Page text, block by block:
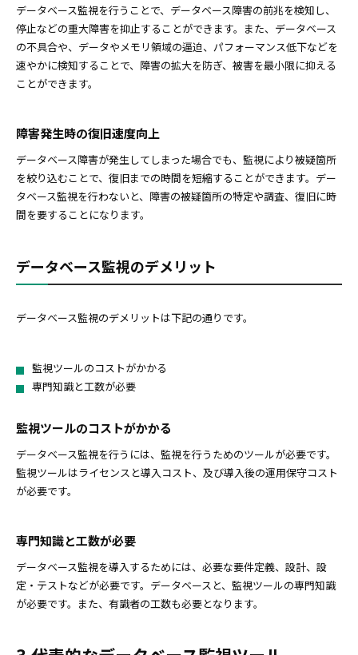
データベース監視を行うことで、データベース障害の前兆を検知し、
停止などの重大障害を抑止することができます。また、データベース
の不具合や、データやメモリ領域の逼迫、パフォーマンス低下などを
速やかに検知することで、障害の拡大を防ぎ、被害を最小限に抑える
ことができます。
障害発生時の復旧速度向上
データベース障害が発生してしまった場合でも、監視により被疑箇所
を絞り込むことで、復旧までの時間を短縮することができます。デー
タベース監視を行わないと、障害の被疑箇所の特定や調査、復旧に時
間を要することになります。
データベース監視のデメリット
データベース監視のデメリットは下記の通りです。
監視ツールのコストがかかる
専門知識と工数が必要
監視ツールのコストがかかる
データベース監視を行うには、監視を行うためのツールが必要です。
監視ツールはライセンスと導入コスト、及び導入後の運用保守コスト
が必要です。
専門知識と工数が必要
データベース監視を導入するためには、必要な要件定義、設計、設
定・テストなどが必要です。データベースと、監視ツールの専門知識
が必要です。また、有識者の工数も必要となります。